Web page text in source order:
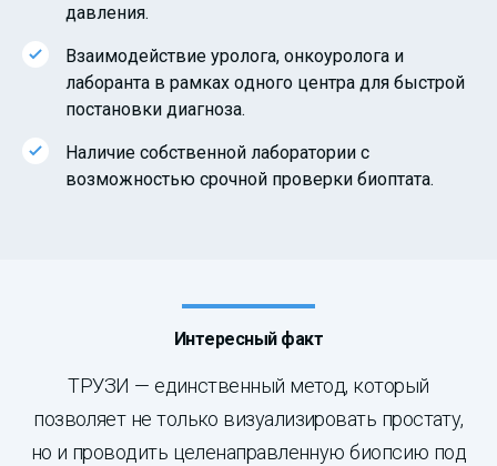
давления.
Взаимодействие уролога, онкоуролога и
лаборанта в рамках одного центра для быстрой
постановки диагноза.
Наличие собственной лаборатории с
возможностью срочной проверки биоптата.
Интересный факт
ТРУЗИ — единственный метод, который
позволяет не только визуализировать простату,
но и проводить целенаправленную биопсию под